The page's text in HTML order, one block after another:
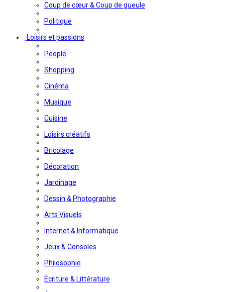
Coup de cœur & Coup de gueule
Politique
Loisirs et passions
People
Shopping
Cinéma
Musique
Cuisine
Loisirs créatifs
Bricolage
Décoration
Jardinage
Dessin & Photographie
Arts Visuels
Internet & Informatique
Jeux & Consoles
Philosophie
Écriture & Littérature